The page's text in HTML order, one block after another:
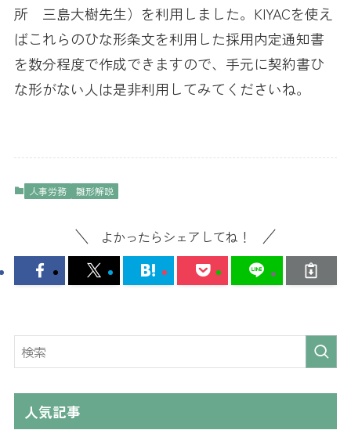
所 三島大樹先生）を利用しました。KIYACを使え
ばこれらのひな形条文を利用した採用内定通知書
を数分程度で作成できますので、手元に契約書ひ
な形がない人は是非利用してみてくださいね。
人事労務 雛形解説
よかったらシェアしてね！
人気記事